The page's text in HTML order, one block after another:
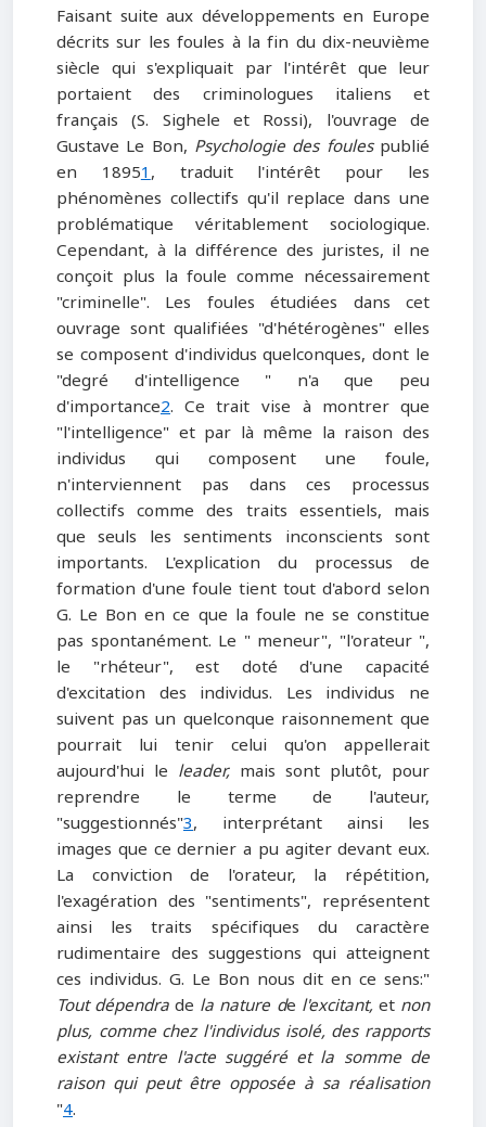
Faisant suite aux développements en Europe
décrits sur les foules à la fin du dix-neuvième
siècle qui s'expliquait par l'intérêt que leur
portaient des criminologues italiens et
français (S. Sighele et Rossi), l'ouvrage de
Gustave Le Bon, Psychologie des foulespublié
en 18951, traduit l'intérêt pour les
phénomènes collectifs qu'il replace dans une
problématique véritablement sociologique.
Cependant, à la différence des juristes, il ne
conçoit plus la foule comme nécessairement
"criminelle". Les foules étudiées dans cet
ouvrage sont qualifiées "d'hétérogènes" elles
se composent d'individus quelconques, dont le
"degré d'intelligence " n'a que peu
d'importance2. Ce trait vise à montrer que
"l'intelligence" et par là même la raison des
individus qui composent une foule,
n'interviennent pas dans ces processus
collectifs comme des traits essentiels, mais
que seuls les sentiments inconscients sont
importants. L'explication du processus de
formation d'une foule tient tout d'abord selon
G. Le Bon en ce que la foule ne se constitue
pas spontanément. Le " meneur", "l'orateur ",
le "rhéteur", est doté d'une capacité
d'excitation des individus. Les individus ne
suivent pas un quelconque raisonnement que
pourrait lui tenir celui qu'on appellerait
aujourd'hui le leader, mais sont plutôt, pour
reprendre le terme de l'auteur,
"suggestionnés"3, interprétant ainsi les
images que ce dernier a pu agiter devant eux.
La conviction de l'orateur, la répétition,
l'exagération des "sentiments", représentent
ainsi les traits spécifiques du caractère
rudimentaire des suggestions qui atteignent
ces individus. G. Le Bon nous dit en ce sens:"
Tout dépendrade la nature de l'excitant,et non
plus, comme chez l'individus isolé, des rapports
existant entre l'acte suggéré et la somme de
raison qui peut être opposée à sa réalisation
"4.